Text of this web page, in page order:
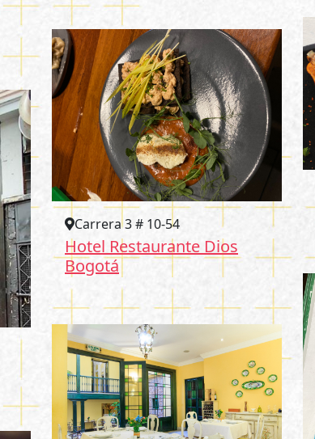
Carrera 3 # 10-54
Hotel Restaurante Dios
Bogotá